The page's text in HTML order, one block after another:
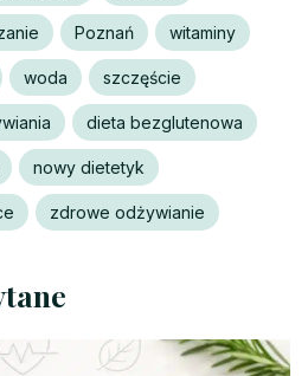
Poznań witaminy
woda szczęście
dieta bezglutenowa
nowy dietetyk
zdrowe odżywianie